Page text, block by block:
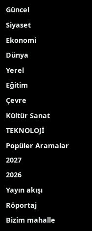
Yayınlanma Tarihi: 08.05.2026
Kastamonu’nun
bin domates biber ve